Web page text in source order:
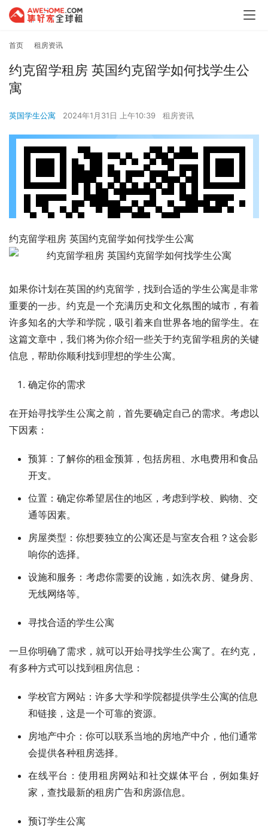
首页 租房资讯
约克留学租房 英国约克留学如何找学生公
寓
英国学生公寓 2024年1月31日 上午10:39 租房资讯
约克留学租房 英国约克留学如何找学生公寓
如果你计划在英国的约克留学，找到合适的学生公寓是非常
重要的一步。约克是一个充满历史和文化氛围的城市，有着
许多知名的大学和学院，吸引着来自世界各地的留学生。在
这篇文章中，我们将为你介绍一些关于约克留学租房的关键
信息，帮助你顺利找到理想的学生公寓。
确定你的需求
在开始寻找学生公寓之前，首先要确定自己的需求。考虑以
下因素：
预算：了解你的租金预算，包括房租、水电费用和食品
开支。
位置：确定你希望居住的地区，考虑到学校、购物、交
通等因素。
房屋类型：你想要独立的公寓还是与室友合租？这会影
响你的选择。
设施和服务：考虑你需要的设施，如洗衣房、健身房、
无线网络等。
寻找合适的学生公寓
一旦你明确了需求，就可以开始寻找学生公寓了。在约克，
有多种方式可以找到租房信息：
学校官方网站：许多大学和学院都提供学生公寓的信息
和链接，这是一个可靠的资源。
房地产中介：你可以联系当地的房地产中介，他们通常
会提供各种租房选择。
在线平台：使用租房网站和社交媒体平台，例如集好
家，查找最新的租房广告和房源信息。
预订学生公寓